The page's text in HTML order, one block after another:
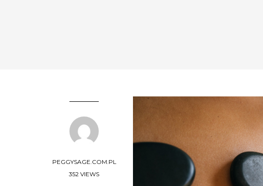
PEGGYSAGE.COM.PL
352 VIEWS